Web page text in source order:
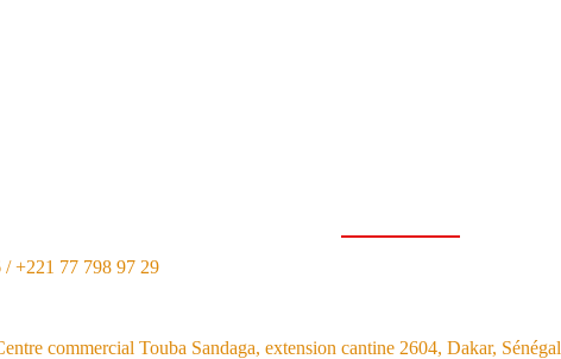
+221 77 798 97 29
commercial Touba Sandaga, extension cantine 2604, Dakar, Sénégal